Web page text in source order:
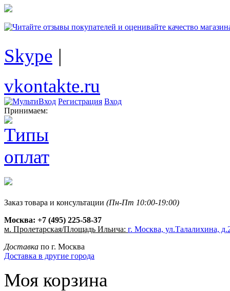
Skype |
vkontakte.ru
Регистрация Вход
Принимаем:
Заказ товара и консультации (Пн-Пт 10:00-19:00)
Москва: +7 (495) 225-58-37
м. Пролетарская/Площадь Ильича: г. Москва, ул.Талалихина,
Доставка по г. Москва
Доставка в другие города
Моя корзина